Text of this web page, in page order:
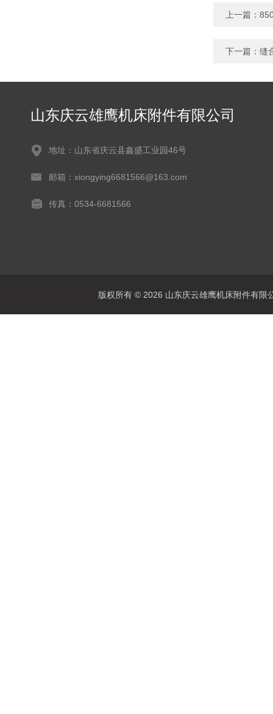
上一篇：
下一篇： 缝
山东庆云雄鹰机床附件有限公司
地址：山东省庆云县鑫盛工业园46号
邮箱：xiongying6681566@163.com
传真：0534-6681566
版权所有 © 2026 山东庆云雄鹰机床附件有